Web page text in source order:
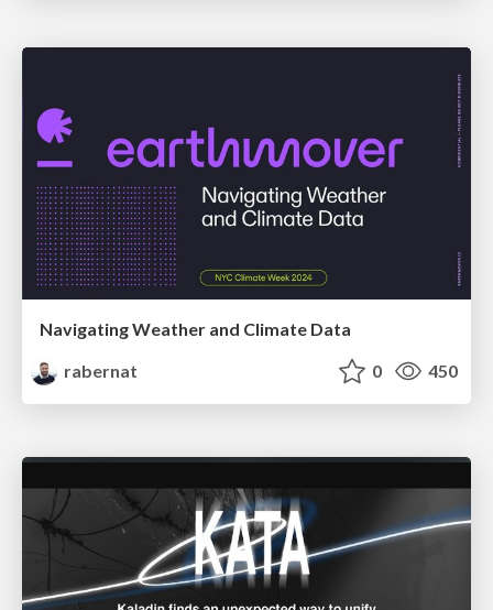
Navigating Weather and Climate Data
rabernat
0 450